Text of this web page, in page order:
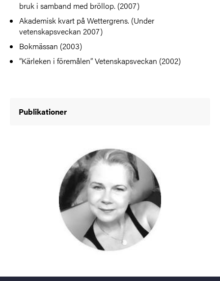
bruk i samband med bröllop. (2007)
Akademisk kvart på Wettergrens. (Under
vetenskapsveckan 2007)
Bokmässan (2003)
”Kärleken i föremålen” Vetenskapsveckan (2002)
Publikationer